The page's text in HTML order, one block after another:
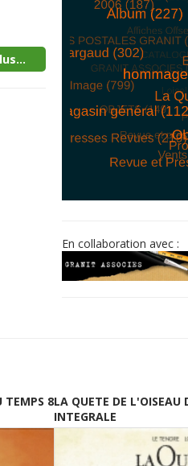
En collaboration avec :
TEMPS 8LA QUETE DE L'OISEAU
INTEGRALE